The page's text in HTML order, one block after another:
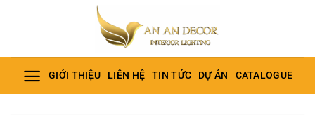
dung
GIỚI THIỆU LIÊN HỆ TIN TỨC DỰ ÁN CATALOGUE